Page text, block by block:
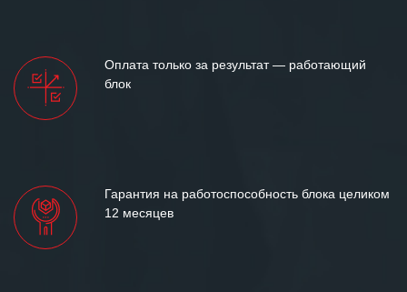
Оплата только за результат — работающий
блок
Гарантия на работоспособность блока целиком
12 месяцев